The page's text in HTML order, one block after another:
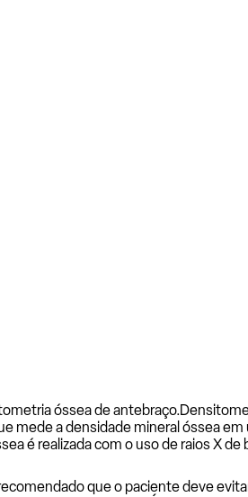
óssea de antebraço.
a densidade mineral óssea
é realizada com o uso de raios X de
que o paciente deve